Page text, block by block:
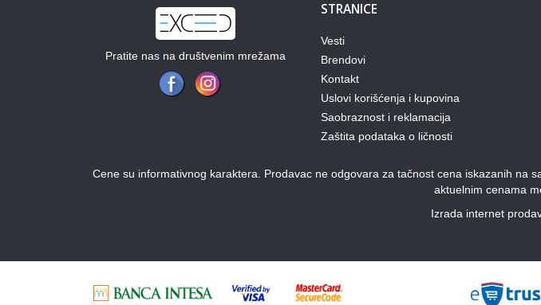
Pratite nas na društvenim mrežama
STRANICE
Vesti
Brendovi
Kontakt
Uslovi korišćenja i kupovina
Saobraznost i reklamacija
Zaštita podataka o ličnosti
Cene su informativnog karaktera. Prodavac ne odgovara za tačnost cena iskazanih na
aktuelnim cenama
Izrada internet